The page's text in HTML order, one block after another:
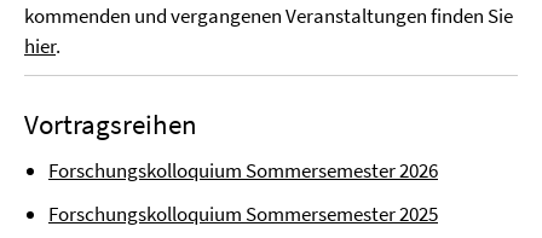
kommenden und vergangenen Veranstaltungen finden Sie
hier.
Vortragsreihen
Forschungskolloquium Sommersemester 2026
Forschungskolloquium Sommersemester 2025